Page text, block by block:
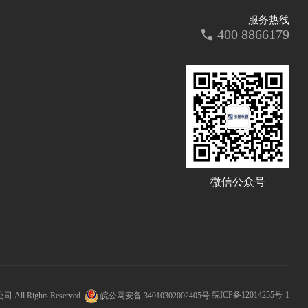
服务热线
400 8866179
微信公众号
All Rights Reserved. 皖公网安备 34010302002405号 皖ICP备12014255号-1